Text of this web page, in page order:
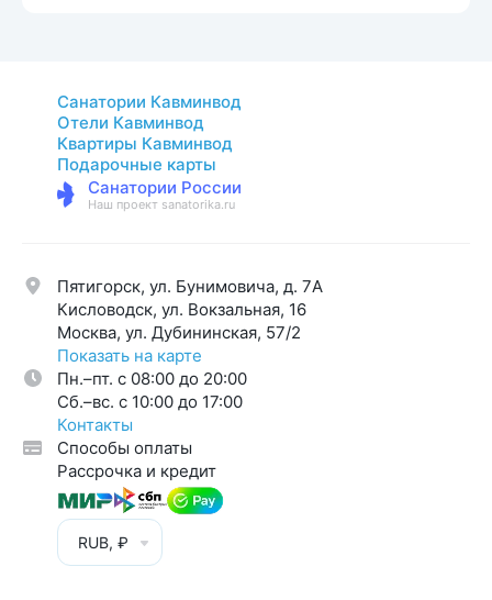
Санатории Кавминвод
Отели Кавминвод
Квартиры Кавминвод
Подарочные карты
Санатории России
Наш проект sanatorika.ru
Пятигорск, ул. Бунимовича, д. 7A
Кисловодск, ул. Вокзальная, 16
Москва, ул. Дубининская, 57/2
Показать на карте
Пн.–пт. с 08:00 до 20:00
Cб.–вс. с 10:00 до 17:00
Контакты
Способы оплаты
Рассрочка и кредит
RUB, ₽